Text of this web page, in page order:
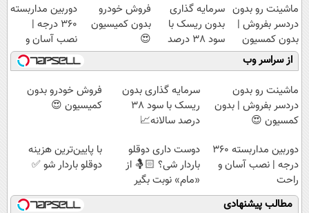
ماشینت رو بدون
دردسر بفروش |
بدون کمسیون
😍
سرمایه گذاری
بدون ریسک با
سود 38 درصد
سالانه📈
فروش خودرو
بدون کمیسیون
😍
دوربین مداربسته
360 درجه |
نصب آسان و
راحت
از سراسر وب
ماشینت رو بدون
دردسر بفروش | بدون
کمسیون 😍
سرمایه گذاری بدون
ریسک با سود 38
درصد سالانه📈
فروش خودرو بدون
کمیسیون 😍
دوربین مداربسته 360
درجه | نصب آسان و
راحت
دوست داری دوقلو
باردار شی؟ 🤱🏻 از
«مام» نوبت بگیر
با پایین‌ترین هزینه
دوقلو باردار شو ✅
مطالب پیشنهادی